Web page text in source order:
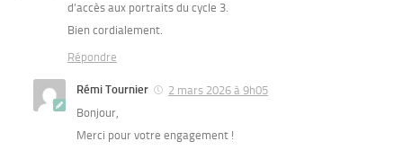
d’accès aux portraits du cycle 3.
Bien cordialement.
Répondre
Rémi Tournier
2 mars 2026 à 9h05
Bonjour,
Merci pour votre engagement !